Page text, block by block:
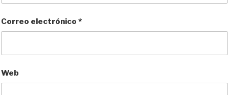
Correo electrónico *
Web